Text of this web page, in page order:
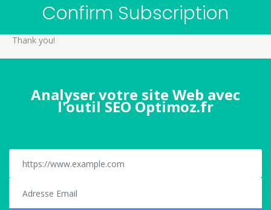
Confirm Subscription
Thank you!
Analyser votre site Web avec
l'outil SEO Optimoz.fr